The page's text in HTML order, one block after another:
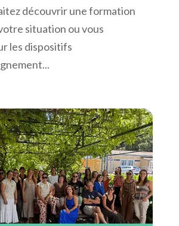
découvrir une formation
situation ou vous
les dispositifs